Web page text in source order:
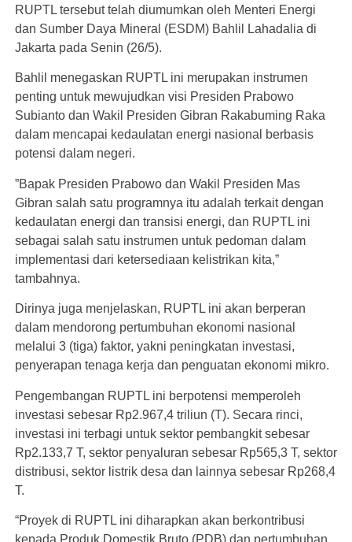
RUPTL tersebut telah diumumkan oleh Menteri Energi
dan Sumber Daya Mineral (ESDM) Bahlil Lahadalia di
Jakarta pada Senin (26/5).
Bahlil menegaskan RUPTL ini merupakan instrumen
penting untuk mewujudkan visi Presiden Prabowo
Subianto dan Wakil Presiden Gibran Rakabuming Raka
dalam mencapai kedaulatan energi nasional berbasis
potensi dalam negeri.
”Bapak Presiden Prabowo dan Wakil Presiden Mas
Gibran salah satu programnya itu adalah terkait dengan
kedaulatan energi dan transisi energi, dan RUPTL ini
sebagai salah satu instrumen untuk pedoman dalam
implementasi dari ketersediaan kelistrikan kita,”
tambahnya.
Dirinya juga menjelaskan, RUPTL ini akan berperan
dalam mendorong pertumbuhan ekonomi nasional
melalui 3 (tiga) faktor, yakni peningkatan investasi,
penyerapan tenaga kerja dan penguatan ekonomi mikro.
Pengembangan RUPTL ini berpotensi memperoleh
investasi sebesar Rp2.967,4 triliun (T). Secara rinci,
investasi ini terbagi untuk sektor pembangkit sebesar
Rp2.133,7 T, sektor penyaluran sebesar Rp565,3 T, sektor
distribusi, sektor listrik desa dan lainnya sebesar Rp268,4
T.
“Proyek di RUPTL ini diharapkan akan berkontribusi
kepada Produk Domestik Bruto (PDB) dan pertumbuhan